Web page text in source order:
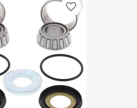
favorite_border